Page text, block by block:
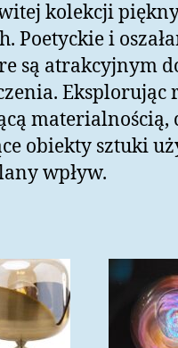
kolekcji
Poetyckie i
są atrakcyjnym
obiekty sztuki
wpływ.